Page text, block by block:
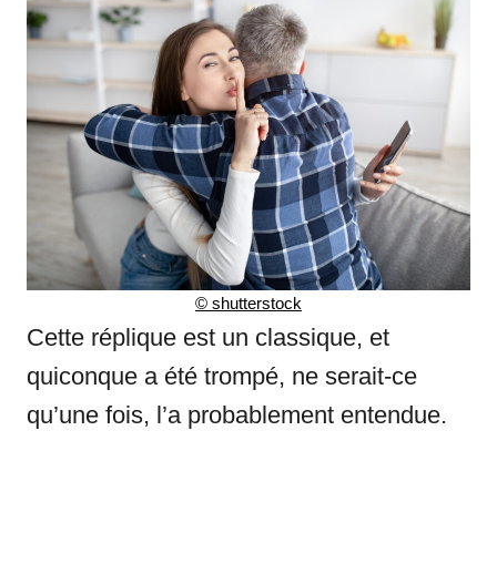
© shutterstock
Cette réplique est un classique, et
quiconque a été trompé, ne serait-ce
qu’une fois, l’a probablement entendue.